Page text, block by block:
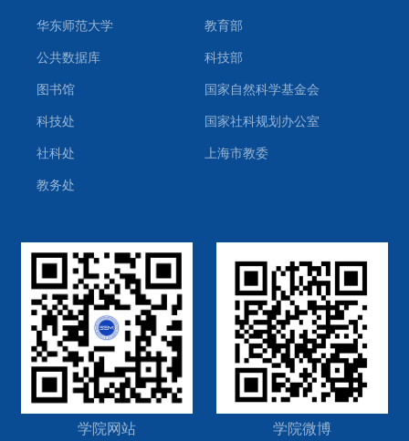
华东师范大学
公共数据库
图书馆
科技处
社科处
教务处
教育部
科技部
国家自然科学基金会
国家社科规划办公室
上海市教委
学院网站 学院微博